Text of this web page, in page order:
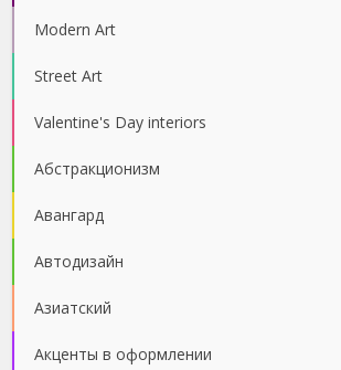
Modern Art
Street Art
Valentine's Day interiors
Абстракционизм
Авангард
Автодизайн
Азиатский
Акценты в оформлении